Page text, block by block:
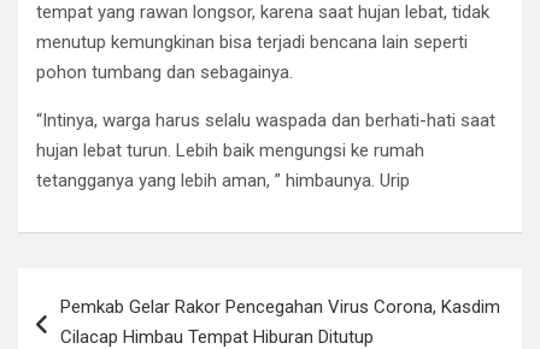
tempat yang rawan longsor, karena saat hujan lebat, tidak
menutup kemungkinan bisa terjadi bencana lain seperti
pohon tumbang dan sebagainya.
“Intinya, warga harus selalu waspada dan berhati-hati saat
hujan lebat turun. Lebih baik mengungsi ke rumah
tetangganya yang lebih aman, ” himbaunya. Urip
posPemkab Gelar Rakor Pencegahan Virus Corona, Kasdim
Cilacap Himbau Tempat Hiburan Ditutup